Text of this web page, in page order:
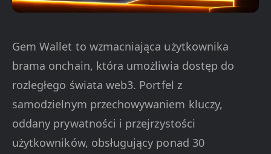
Gem Wallet to wzmacniająca użytkownika
brama onchain, która umożliwia dostęp do
rozległego świata web3. Portfel z
samodzielnym przechowywaniem kluczy,
oddany prywatności i przejrzystości
użytkowników, obsługujący ponad 30